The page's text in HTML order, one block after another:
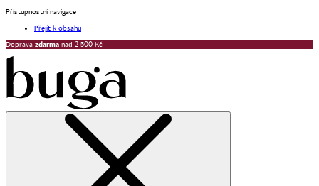
Přístupnostní navigace
Přejít k obsahu
Doprava zdarma nad 2 500 Kč